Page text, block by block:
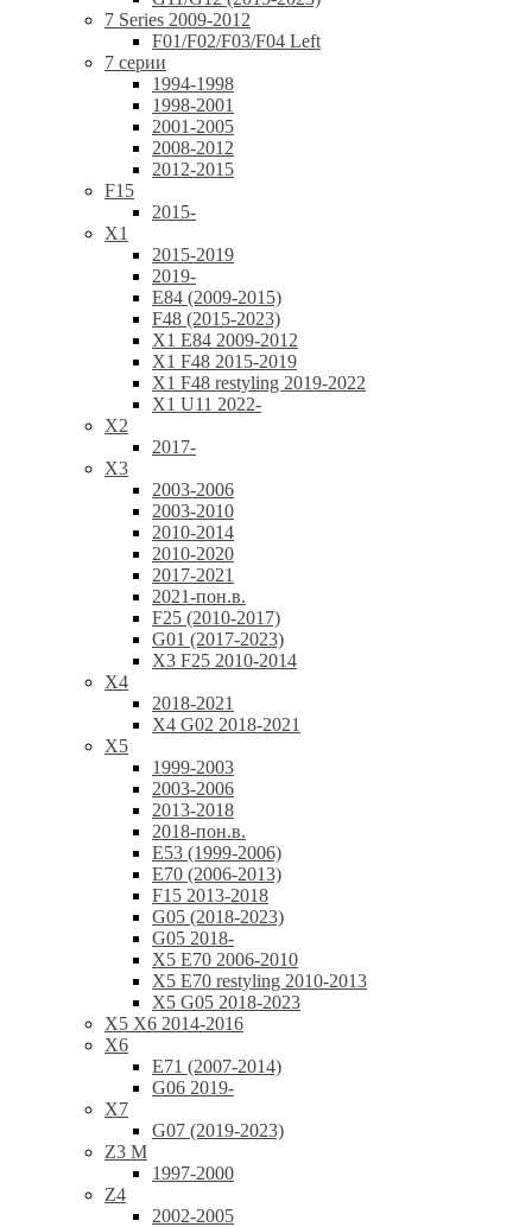
7 Series 2009-2012
F01/F02/F03/F04 Left
7 серии
1994-1998
1998-2001
2001-2005
2008-2012
2012-2015
F15
2015-
X1
2015-2019
2019-
E84 (2009-2015)
F48 (2015-2023)
X1 E84 2009-2012
X1 F48 2015-2019
X1 F48 restyling 2019-2022
X1 U11 2022-
X2
2017-
X3
2003-2006
2003-2010
2010-2014
2010-2020
2017-2021
2021-пон.в.
F25 (2010-2017)
G01 (2017-2023)
X3 F25 2010-2014
X4
2018-2021
X4 G02 2018-2021
X5
1999-2003
2003-2006
2013-2018
2018-пон.в.
E53 (1999-2006)
E70 (2006-2013)
F15 2013-2018
G05 (2018-2023)
G05 2018-
X5 E70 2006-2010
X5 E70 restyling 2010-2013
X5 G05 2018-2023
X5 X6 2014-2016
X6
E71 (2007-2014)
G06 2019-
X7
G07 (2019-2023)
Z3 M
1997-2000
Z4
2002-2005